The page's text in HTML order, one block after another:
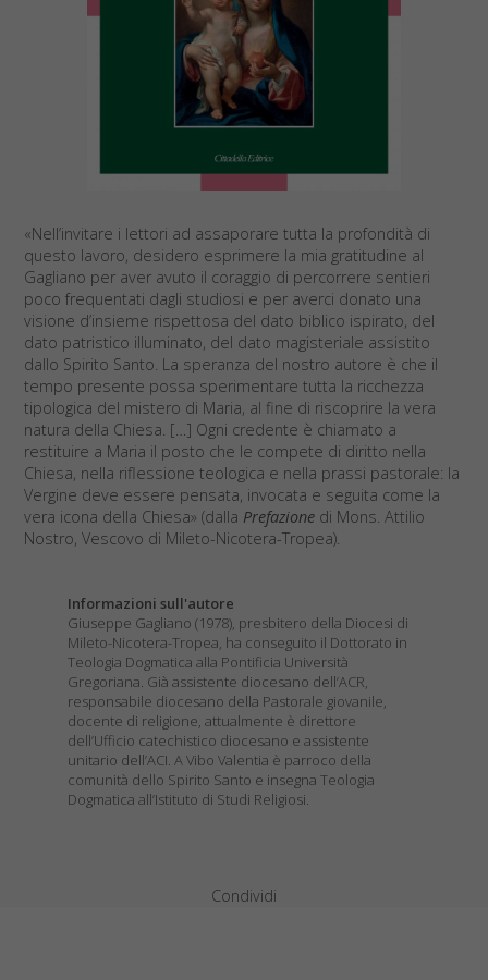
«Nell’invitare i lettori ad assaporare tutta la profondità di
questo lavoro, desidero esprimere la mia gratitudine al
Gagliano per aver avuto il coraggio di percorrere sentieri
poco frequentati dagli studiosi e per averci donato una
visione d’insieme rispettosa del dato biblico ispirato, del
dato patristico illuminato, del dato magisteriale assistito
dallo Spirito Santo. La speranza del nostro autore è che il
tempo presente possa sperimentare tutta la ricchezza
tipologica del mistero di Maria, al fine di riscoprire la vera
natura della Chiesa. […] Ogni credente è chiamato a
restituire a Maria il posto che le compete di diritto nella
Chiesa, nella riflessione teologica e nella prassi pastorale: la
Vergine deve essere pensata, invocata e seguita come la
vera icona della Chiesa» (dalla Prefazione di Mons. Attilio
Nostro, Vescovo di Mileto-Nicotera-Tropea).
Informazioni sull'autore
Giuseppe Gagliano (1978), presbitero della Diocesi di
Mileto-Nicotera-Tropea, ha conseguito il Dottorato in
Teologia Dogmatica alla Pontificia Università
Gregoriana. Già assistente diocesano dell’ACR,
responsabile diocesano della Pastorale giovanile,
docente di religione, attualmente è direttore
dell’Ufficio catechistico diocesano e assistente
unitario dell’ACI. A Vibo Valentia è parroco della
comunità dello Spirito Santo e insegna Teologia
Dogmatica all’Istituto di Studi Religiosi.
Condividi